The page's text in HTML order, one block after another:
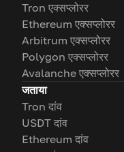
Tron एक्सप्लोरर
Ethereum एक्सप्लोरर
Arbitrum एक्सप्लोरर
Polygon एक्सप्लोरर
Avalanche एक्सप्लोरर
जताया
Tron दांव
USDT दांव
Ethereum दांव